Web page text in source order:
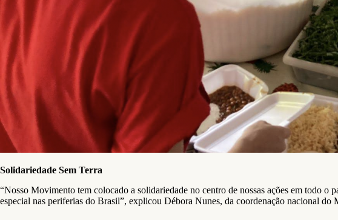
Solidariedade Sem Terra
“Nosso Movimento tem colocado a solidariedade no centro de nossas ações em todo
especial nas periferias do Brasil”, explicou Débora Nunes, da coordenação nacional do